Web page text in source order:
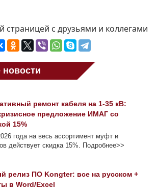
страницей с друзьями и коллегами
ремонт кабеля на 1-35 кВ:
предложение ИМАГ со
15%
года на весь ассортимент муфт и
действует скидка 15%. Подробнее>>
релиз ПО Kongter: все на русском +
в Word/Excel